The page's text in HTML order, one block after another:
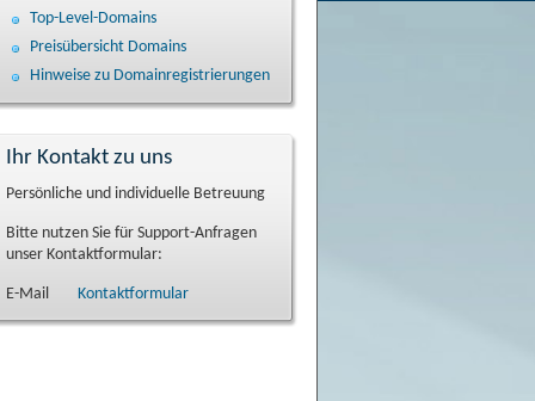
Top-Level-Domains
Preisübersicht Domains
Hinweise zu Domain­registrierungen
Ihr Kontakt zu uns
Persönliche und individuelle Betreuung
Bitte nutzen Sie für Support-Anfragen
unser Kontaktformular:
E-Mail Kontaktformular